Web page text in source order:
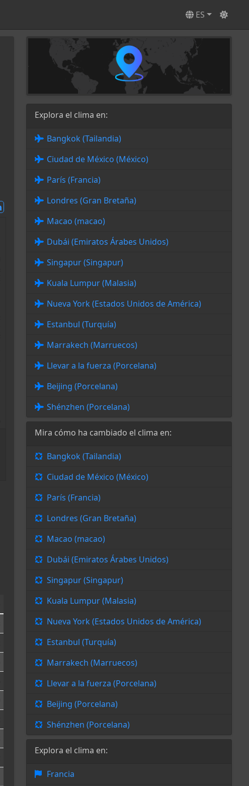
ES
Explora el clima en:
Bangkok (Tailandia)
Ciudad de México (México)
París (Francia)
Londres (Gran Bretaña)
Macao (macao)
Dubái (Emiratos Árabes Unidos)
Singapur (Singapur)
Kuala Lumpur (Malasia)
Nueva York (Estados Unidos de América)
Estanbul (Turquía)
Marrakech (Marruecos)
Llevar a la fuerza (Porcelana)
Beijing (Porcelana)
Shénzhen (Porcelana)
Mira cómo ha cambiado el clima en:
Bangkok (Tailandia)
Ciudad de México (México)
París (Francia)
Londres (Gran Bretaña)
Macao (macao)
Dubái (Emiratos Árabes Unidos)
Singapur (Singapur)
Kuala Lumpur (Malasia)
Nueva York (Estados Unidos de América)
Estanbul (Turquía)
Marrakech (Marruecos)
Llevar a la fuerza (Porcelana)
Beijing (Porcelana)
Shénzhen (Porcelana)
Explora el clima en:
Francia